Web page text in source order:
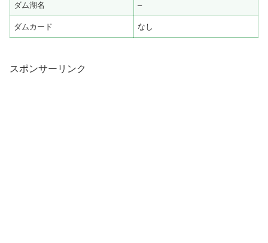
ダム湖名 –
ダムカード なし
スポンサーリンク